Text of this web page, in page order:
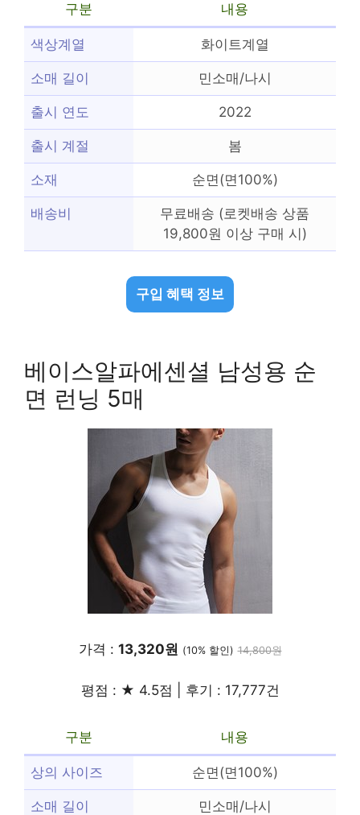
구분 내용
색상계열 화이트계열
소매 길이 민소매/나시
출시 연도 2022
출시 계절 봄
소재 순면(면100%)
배송비
무료배송 (로켓배송 상품
19,800원 이상 구매 시)
구입 혜택 정보
베이스알파에센셜 남성용 순
면 런닝 5매
가격 : 13,320원 (10% 할인) 14,800원
평점 : ★ 4.5점 | 후기 : 17,777건
구분 내용
상의 사이즈 순면(면100%)
소매 길이 민소매/나시